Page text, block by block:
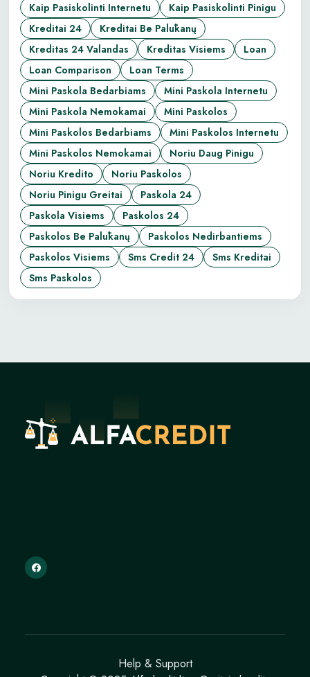
Kaip Pasiskolinti Internetu
Kaip Pasiskolinti Pinigu
Kreditai 24
Kreditai Be Palūkanų
Kreditas 24 Valandas
Kreditas Visiems
Loan
Loan Comparison
Loan Terms
Mini Paskola Bedarbiams
Mini Paskola Internetu
Mini Paskola Nemokamai
Mini Paskolos
Mini Paskolos Bedarbiams
Mini Paskolos Internetu
Mini Paskolos Nemokamai
Noriu Daug Pinigu
Noriu Kredito
Noriu Paskolos
Noriu Pinigu Greitai
Paskola 24
Paskola Visiems
Paskolos 24
Paskolos Be Palūkanų
Paskolos Nedirbantiems
Paskolos Visiems
Sms Credit 24
Sms Kreditai
Sms Paskolos
Help & Support